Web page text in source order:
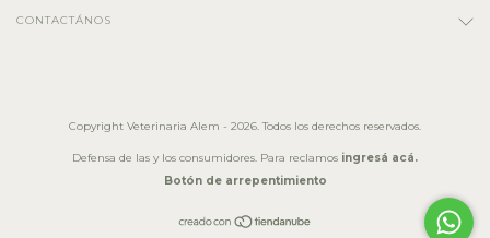
CONTACTÁNOS
Copyright Veterinaria Alem - 2026. Todos los derechos reservados.
Defensa de las y los consumidores. Para reclamos ingresá acá.
Botón de arrepentimiento